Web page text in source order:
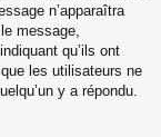
n’apparaîtra
message,
qu’ils ont
les utilisateurs ne
y a répondu.